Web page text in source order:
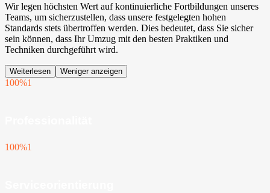
Wir legen höchsten Wert auf kontinuierliche Fortbildungen unseres
Teams, um sicherzustellen, dass unsere festgelegten hohen
Standards stets übertroffen werden. Dies bedeutet, dass Sie sicher
sein können, dass Ihr Umzug mit den besten Praktiken und
Techniken durchgeführt wird.
Weiterlesen Weniger anzeigen
100%1
100%1